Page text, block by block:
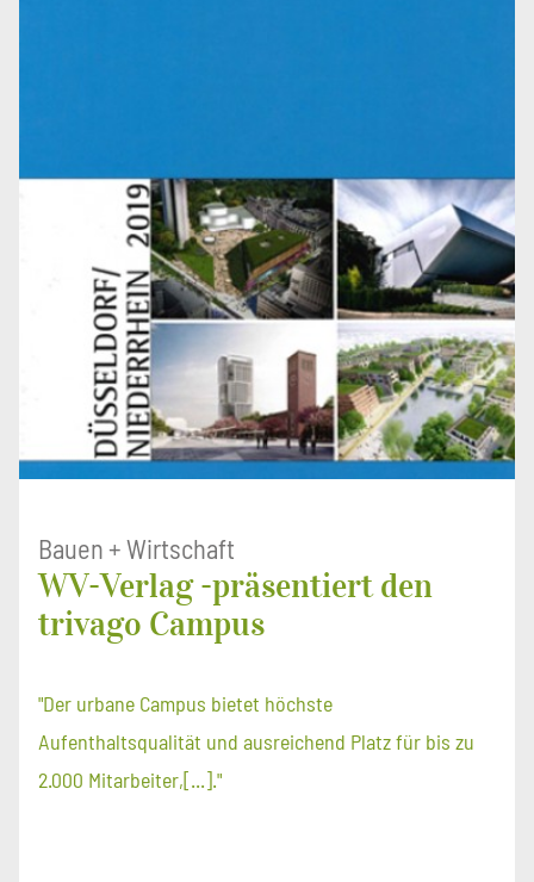
Bauen + Wirtschaft
WV-Verlag -präsentiert den
trivago Campus
"Der urbane Campus bietet höchste
Aufenthaltsqualität und ausreichend Platz für bis zu
2.000 Mitarbeiter,[...]."